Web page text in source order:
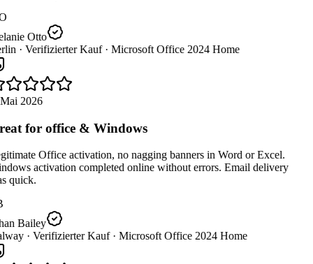
Otto
· Verifizierter Kauf · Microsoft Office 2024 Home
2026
for office & Windows
Office activation, no nagging banners in Word or Excel.
activation completed online without errors. Email delivery
quick.
Bailey
· Verifizierter Kauf · Microsoft Office 2024 Home